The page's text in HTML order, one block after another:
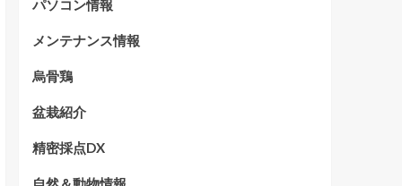
パソコン情報
メンテナンス情報
烏骨鶏
盆栽紹介
精密採点DX